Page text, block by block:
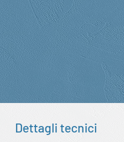
Dettagli tecnici